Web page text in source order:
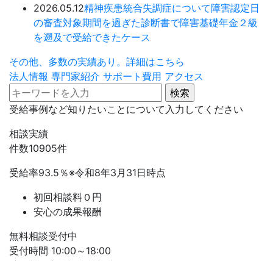
2026.05.12精神疾患統合失調症について障害認定日
の審査対象期間を過ぎた診断書で障害基礎年金２級
を遡及で受給できたケース
その他、多数の実績あり。詳細はこちら
法人情報 専門家紹介 サポート費用 アクセス
受給事例など知りたいことについて入力してください
相談実績
件数10905件
受給率93.5 ％※令和8年3月31日時点
初回相談料０円
安心の成果報酬
無料相談受付中
受付時間 10:00～18:00